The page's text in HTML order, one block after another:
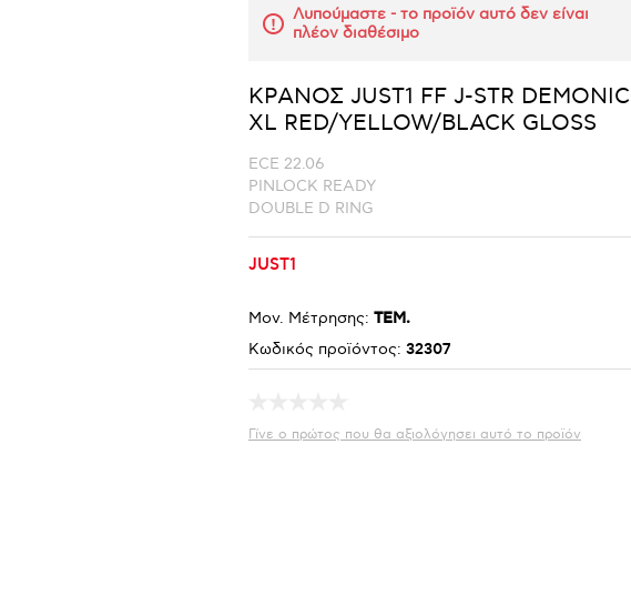
Λυπούμαστε - το προϊόν αυτό δεν είναι
πλέον διαθέσιμο
ΚΡΑΝΟΣ JUST1 FF J-STR DEMONIC
XL RED/YELLOW/BLACK GLOSS
ECE 22.06
PINLOCK READY
DOUBLE D RING
JUST1
Μον. Μέτρησης: ΤΕΜ.
Κωδικός προϊόντος: 32307
Γίνε ο πρώτος που θα αξιολόγησει αυτό το προϊόν